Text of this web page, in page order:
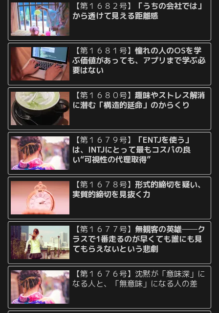
【第１６８２号】
「うちの会社では」
から透けて見える距離感
【第１６８１号】憧れの人のOSを学
ぶ価値があっても、アプリまで学ぶ必
要はない
【第１６８０号】趣味やストレス解消
に潜む「構造的延命」のからくり
【第１６７９号】
「ENTJを使う」
は、INTJにとって最もコスパの良
い“可視性の代理取得”
【第１６７８号】形式的締切を疑い、
実質的締切を見抜く力
【第１６７７号】 無観客の英雄──ク
ラスで1番走るのが早くても誰にも見
てもらえないという悲劇
【第１６７６号】沈黙が「意味深」に
なる人と、「無意味」になる人の差